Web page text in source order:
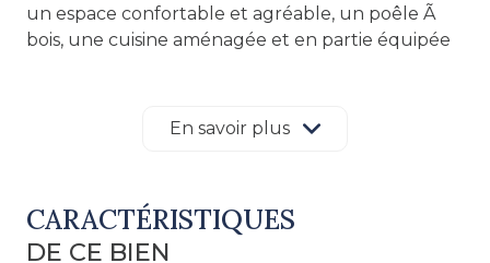
un espace confortable et agréable, un poêle Ã
bois, une cuisine aménagée et en partie équipée
matériaux nobles et écologiques. L'ensemble sur
buanderie avec espace douche. Ce niveau peut-
être utilisé pour une profession libérale sans
En savoir plus
CARACTÉRISTIQUES
DE CE BIEN